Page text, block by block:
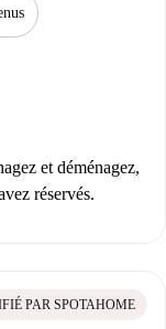
et déménagez,
réservés.
PAR SPOTAHOME